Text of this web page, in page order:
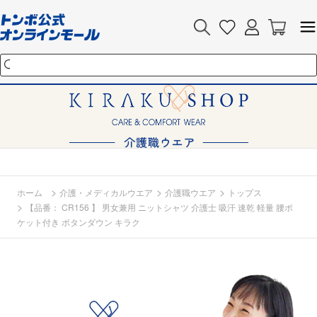
ホーム > 介護・メディカルウエア > 介護職ウエア > トップス
>
【品番： CR156 】 男女兼用 ニットシャツ 介護士 吸汗 速乾 軽量 腰ポ
ケット付き ボタンダウン キラク